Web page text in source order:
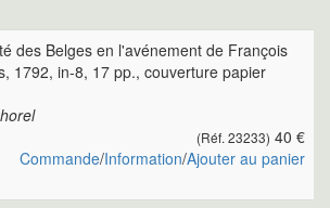
des Belges en l'avénement de François
1792, in-8, 17 pp., couverture papier
(Réf. 23233) 40 €
Commande/Information/Ajouter au panier